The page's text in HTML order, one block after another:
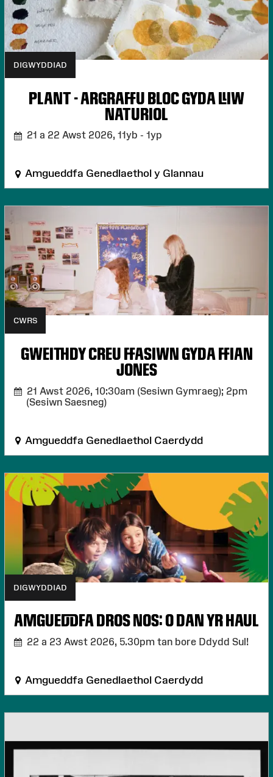
DIGWYDDIAD
PLANT - ARGRAFFU BLOC GYDA LLIW
NATURIOL
21 a 22 Awst 2026, 11yb - 1yp
Amgueddfa Genedlaethol y Glannau
CWRS
GWEITHDY CREU FFASIWN GYDA FFIAN
JONES
21 Awst 2026, 10:30am (Sesiwn Gymraeg); 2pm
(Sesiwn Saesneg)
Amgueddfa Genedlaethol Caerdydd
DIGWYDDIAD
AMGUEDDFA DROS NOS: O DAN YR HAUL
22 a 23 Awst 2026, 5.30pm tan bore Ddydd Sul!
Amgueddfa Genedlaethol Caerdydd